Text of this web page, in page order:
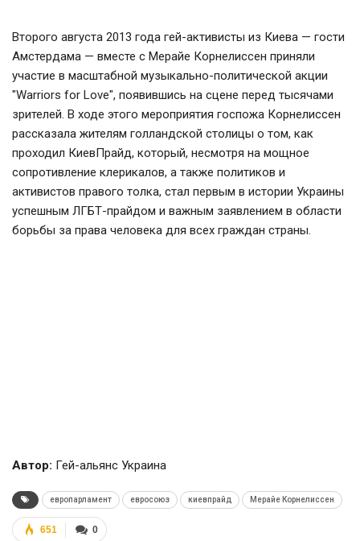
Второго августа 2013 года гей-активисты из Киева — гости
Амстердама — вместе с Мерайе Корнелиссен приняли
участие в масштабной музыкально-политической акции
"Warriors for Love", появившись на сцене перед тысячами
зрителей. В ходе этого мероприятия госпожа Корнелиссен
рассказала жителям голландской столицы о том, как
проходил КиевПрайд, который, несмотря на мощное
сопротивление клерикалов, а также политиков и
активистов правого толка, стал первым в истории Украины
успешным ЛГБТ-прайдом и важным заявлением в области
борьбы за права человека для всех граждан страны.
Автор: Гей-альянс Украина
европарламент евросоюз киевпрайд Мерайе Корнелиссен
0
651